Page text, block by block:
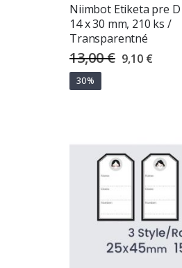
Niimbot Etiketa pre
14 x 30 mm, 210 ks /
Transparentné
13,00 € Special
Price
9,10 €
30%